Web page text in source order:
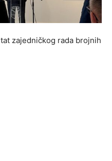
zajedničkog rada brojnih